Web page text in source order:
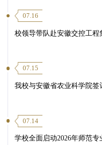
07.16
校领导带队赴安徽交控工程
07.15
我校与安徽省农业科学院签
07.14
学校全面启动2026年师范专